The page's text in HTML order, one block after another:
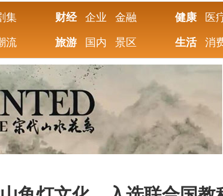
集
流
财经 企业 金融
旅游 国内 景区
健康 医
生活 消